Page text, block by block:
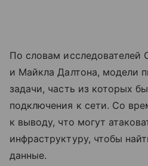
По словам исследователей
и Майкла Далтона, модели
задачи, часть из которых
подключения к сети. Со
к выводу, что могут
инфраструктуру, чтобы
данные.